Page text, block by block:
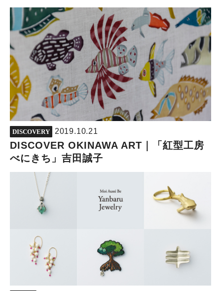
DISCOVERY 2019.10.21
DISCOVER OKINAWA ART｜「紅型工房
べにきち」吉田誠子